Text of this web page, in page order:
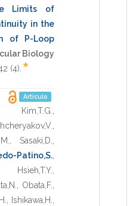
Limits of
in the
of P-Loop
Biology
(4). *
Artículo
Kim,T.G.,
,
, Sasaki,D.,
Patino,S.,
Hsieh,T.Y.,
, Obata,F.,
, Ishikawa,H.,